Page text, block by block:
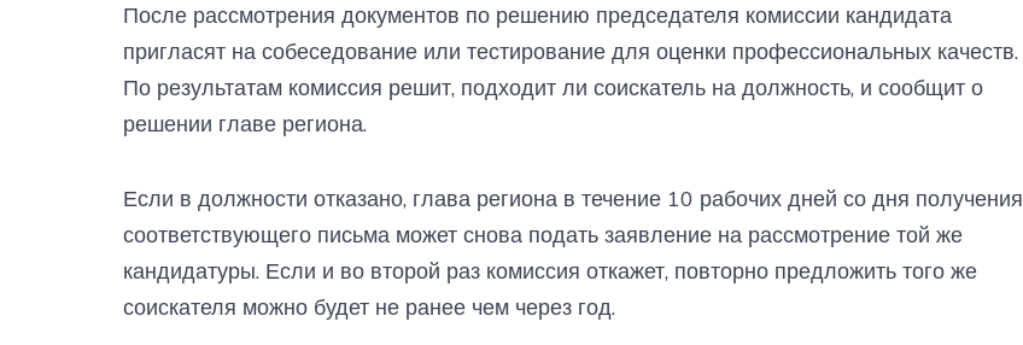
После рассмотрения документов по решению председателя комиссии кандидата
пригласят на собеседование или тестирование для оценки профессиональных качеств.
По результатам комиссия решит, подходит ли соискатель на должность, и сообщит о
решении главе региона.
Если в должности отказано, глава региона в течение 10 рабочих дней со дня получения
соответствующего письма может снова подать заявление на рассмотрение той же
кандидатуры. Если и во второй раз комиссия откажет, повторно предложить того же
соискателя можно будет не ранее чем через год.